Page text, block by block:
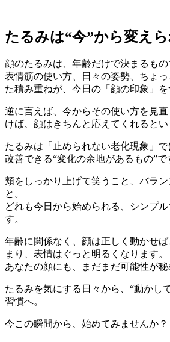
たるみは“今”から変え
顔のたるみは、年齢だけで決まるもの
表情筋の使い方、日々の姿勢、ちょ
た積み重ねが、今日の「顔の印象」を
逆に言えば、今からその使い方を見
けば、顔はきちんと応えてくれるとい
たるみは「止められない老化現象」
改善できる“変化の余地があるもの”で
頬をしっかり上げて笑うこと、バラ
と。
どれも今日から始められる、シンプ
す。
年齢に関係なく、顔は正しく動かせ
まり、表情はぐっと明るくなります。
あなたの顔にも、まだまだ可能性が秘
たるみを気にする日々から、“動かし
習慣へ。
今この瞬間から、始めてみませんか？